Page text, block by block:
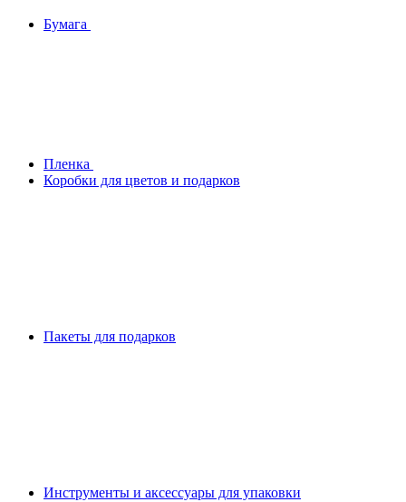
Бумага
Плeнка
Коробки для цветов и подарков
Пакеты для подарков
Инструменты и аксессуары для упаковки